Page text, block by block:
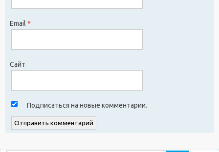
Email *
Сайт
Подписаться на новые комментарии.